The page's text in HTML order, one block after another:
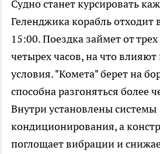
Судно станет курсировать
Геленджика корабль отходит
15:00. Поездка займет от
четырех часов, на что
условия. "Комета" берет на
способна разгоняться более
Внутри установлены системы
кондиционирования, а
поглощает вибрации и